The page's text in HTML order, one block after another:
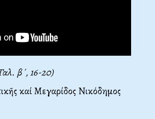
β΄, 16-20)
καί Μεγαρίδος Νικόδημος